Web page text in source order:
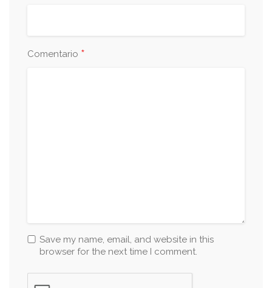
Comentario *
Save my name, email, and website in this
browser for the next time I comment.